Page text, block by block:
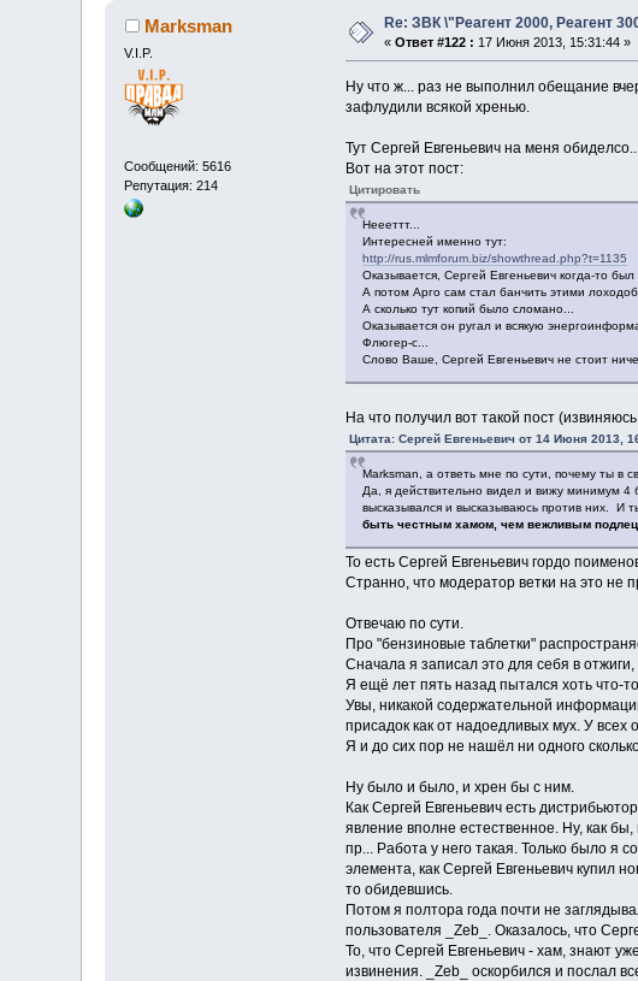
Marksman
V.I.P.
Сообщений: 5616
Репутация: 214
Re: ЗВК \"Реагент 2000, Реагент
«Ответ #122 : 17 Июня 2013, 15:31:44 »
Ну что ж... раз не выполнил обещание
зафлудили всякой хренью.
Тут Сергей Евгеньевич на меня обиделсо...
Вот на этот пост:
Цитировать
Неееттт...
Интересней именно тут:
http://rus.mlmforum.biz/showthread.php?t=1135
Оказывается, Сергей Евгеньевич когда-то
А потом Арго сам стал банчить этими
А сколько тут копий было сломано...
Оказывается он ругал и всякую
Флюгер-с...
Слово Ваше, Сергей Евгеньевич не стоит
На что получил вот такой пост
Цитата: Сергей Евгеньевич от 14 Июня 2013,
Marksman, а ответь мне по сути, почему ты в
Да, я действительно видел и вижу минимум
высказывался и высказываюсь против них. И
быть честным хамом, чем вежливым
То есть Сергей Евгеньевич гордо
Странно, что модератор ветки на это не
Отвечаю по сути.
Про "бензиновые таблетки"
Сначала я записал это для себя в
Я ещё лет пять назад пытался хоть что-
Увы, никакой содержательной
присадок как от надоедливых мух. У
Я и до сих пор не нашёл ни одного
Ну было и было, и хрен бы с ним.
Как Сергей Евгеньевич есть
явление вполне естественное. Ну, как
пр... Работа у него такая. Только было я
элемента, как Сергей Евгеньевич купил
то обидевшись.
Потом я полтора года почти не
пользователя _Zeb_. Оказалось, что
То, что Сергей Евгеньевич - хам, знают
извинения. _Zeb_ оскорбился и послал